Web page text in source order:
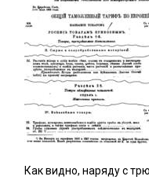
Как видно, наряду с